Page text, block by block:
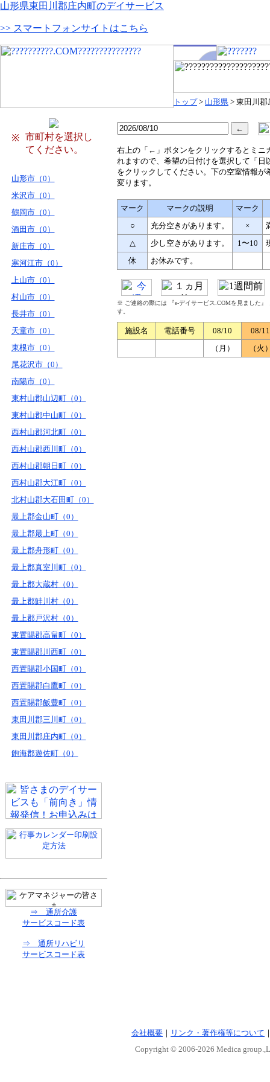
山形県東田川郡庄内町のデイサービス
>> スマートフォンサイトはこちら
トップ> 山形県 > 東田川郡
※
市町村を選択し
てください。
山形市（0）
米沢市（0）
鶴岡市（0）
酒田市（0）
新庄市（0）
寒河江市（0）
上山市（0）
村山市（0）
長井市（0）
天童市（0）
東根市（0）
尾花沢市（0）
南陽市（0）
東村山郡山辺町（0）
東村山郡中山町（0）
西村山郡河北町（0）
西村山郡西川町（0）
西村山郡朝日町（0）
西村山郡大江町（0）
北村山郡大石田町（0）
最上郡金山町（0）
最上郡最上町（0）
最上郡舟形町（0）
最上郡真室川町（0）
最上郡大蔵村（0）
最上郡鮭川村（0）
最上郡戸沢村（0）
東置賜郡高畠町（0）
東置賜郡川西町（0）
西置賜郡小国町（0）
西置賜郡白鷹町（0）
西置賜郡飯豊町（0）
東田川郡三川町（0）
東田川郡庄内町（0）
飽海郡遊佐町（0）
⇒ 通所介護
サービスコード表
⇒ 通所リハビリ
サービスコード表
右上の「←」ボタンをクリックするとミニ
れますので、希望の日付けを選択して「日
をクリックしてください。下の空室情報が
変ります。
マーク マークの説明
マーク
○
充分空きがあります。 ×
△
少し空きがあります。 1〜10
休
お休みです。
※ ご連絡の際には 『e-デイサービス.COMを見ました
す。
施設名 電話番号 08/10
08/11
（月）
（火
会社概要 ｜ リンク・著作権等について
Copyright © 2006-2026 Medica